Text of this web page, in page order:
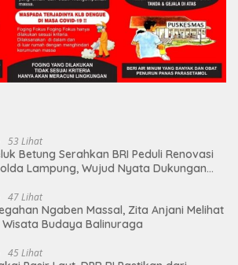
53 Lihat
Betung Serahkan BRI Peduli Renovasi
Lampung, Wujud Nyata Dukungan
47 Lihat
Ngaben Massal, Zita Anjani Melihat
Budaya Balinuraga
45 Lihat